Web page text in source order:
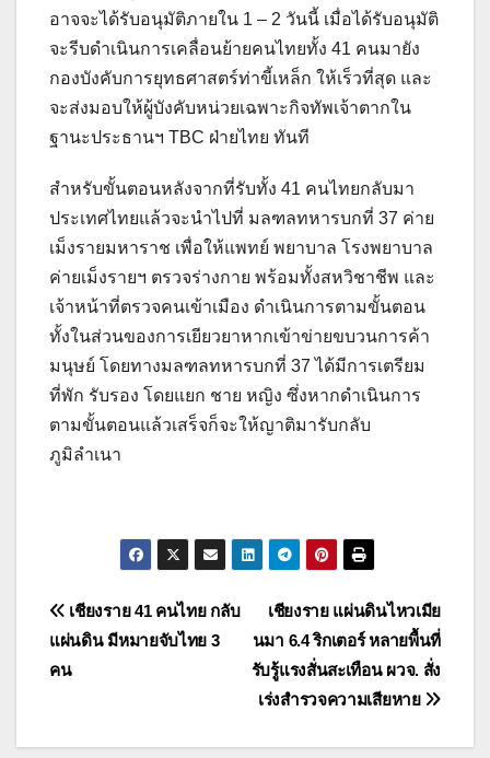
อาจจะได้รับอนุมัติภายใน 1 – 2 วันนี้ เมื่อได้รับอนุมัติ
จะรีบดำเนินการเคลื่อนย้ายคนไทยทั้ง 41 คนมายัง
กองบังคับการยุทธศาสตร์ท่าขี้เหล็ก ให้เร็วที่สุด และ
จะส่งมอบให้ผู้บังคับหน่วยเฉพาะกิจทัพเจ้าตากใน
ฐานะประธานฯ TBC ฝ่ายไทย ทันที
สำหรับขั้นตอนหลังจากที่รับทั้ง 41 คนไทยกลับมา
ประเทศไทยแล้วจะนำไปที่ มลฑลทหารบกที่ 37 ค่าย
เม็งรายมหาราช เพื่อให้แพทย์ พยาบาล โรงพยาบาล
ค่ายเม็งรายฯ ตรวจร่างกาย พร้อมทั้งสหวิชาชีพ และ
เจ้าหน้าที่ตรวจคนเข้าเมือง ดำเนินการตามขั้นตอน
ทั้งในส่วนของการเยียวยาหากเข้าข่ายขบวนการค้า
มนุษย์ โดยทางมลฑลทหารบกที่ 37 ได้มีการเตรียม
ที่พัก รับรอง โดยแยก ชาย หญิง ซึ่งหากดำเนินการ
ตามขั้นตอนแล้วเสร็จก็จะให้ญาติมารับกลับ
ภูมิลำเนา
แนะแนว
เรื่อง
เชียงราย แผ่นดินไหวเมีย
นมา 6.4 ริกเตอร์ หลายพื้นที่
รับรู้แรงสั่นสะเทือน ผวจ. สั่ง
เร่งสำรวจความเสียหาย
เชียงราย 41 คนไทย กลับ
แผ่นดิน มีหมายจับไทย 3
คน